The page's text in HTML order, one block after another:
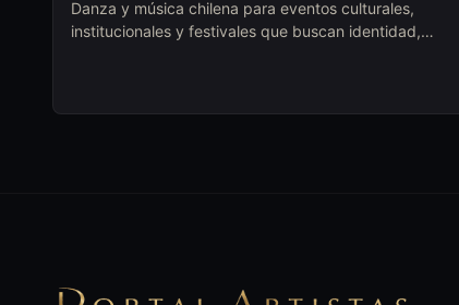
Danza y música chilena para eventos culturales,
institucionales y festivales que buscan identidad,